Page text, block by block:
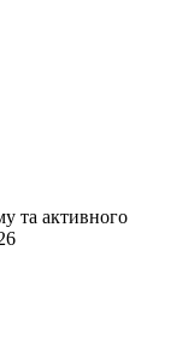
та активного